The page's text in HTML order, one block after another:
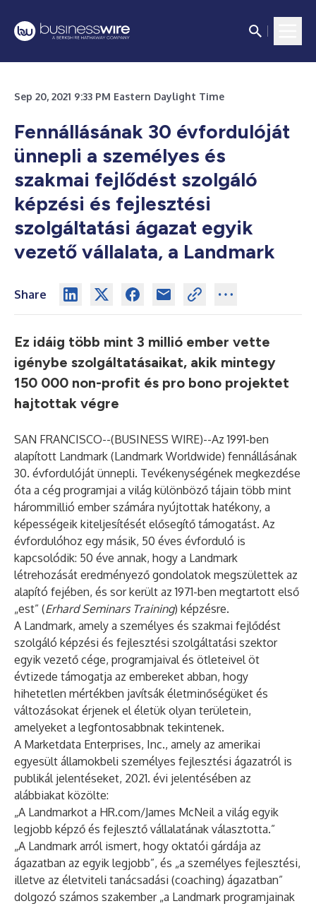
Sep 20, 2021 9:33 PM Eastern Daylight Time
Fennállásának 30 évfordulóját
ünnepli a személyes és
szakmai fejlődést szolgáló
képzési és fejlesztési
szolgáltatási ágazat egyik
vezető vállalata, a Landmark
Share
Ez idáig több mint 3 millió ember vette
igénybe szolgáltatásaikat, akik mintegy
150 000 non-profit és pro bono projektet
hajtottak végre
SAN FRANCISCO--(BUSINESS WIRE)--Az 1991-ben
alapított Landmark (Landmark Worldwide) fennállásának
30. évfordulóját ünnepli. Tevékenységének megkezdése
óta a cég programjai a világ különböző tájain több mint
hárommillió ember számára nyújtottak hatékony, a
képességeik kiteljesítését elősegítő támogatást. Az
évfordulóhoz egy másik, 50 éves évforduló is
kapcsolódik: 50 éve annak, hogy a Landmark
létrehozását eredményező gondolatok megszülettek az
alapító fejében, és sor került az 1971-ben megtartott első
„est” (Erhard Seminars Training) képzésre.
A Landmark, amely a személyes és szakmai fejlődést
szolgáló képzési és fejlesztési szolgáltatási szektor
egyik vezető cége, programjaival és ötleteivel öt
évtizede támogatja az embereket abban, hogy
hihetetlen mértékben javítsák életminőségüket és
változásokat érjenek el életük olyan területein,
amelyeket a legfontosabbnak tekintenek.
A Marketdata Enterprises, Inc., amely az amerikai
egyesült államokbeli személyes fejlesztési ágazatról is
publikál jelentéseket, 2021. évi jelentésében az
alábbiakat közölte:
„A Landmarkot a HR.com/James McNeil a világ egyik
legjobb képző és fejlesztő vállalatának választotta.”
„A Landmark arról ismert, hogy oktatói gárdája az
ágazatban az egyik legjobb”, és „a személyes fejlesztési,
illetve az életviteli tanácsadási (coaching) ágazatban”
dolgozó számos szakember „a Landmark programjainak